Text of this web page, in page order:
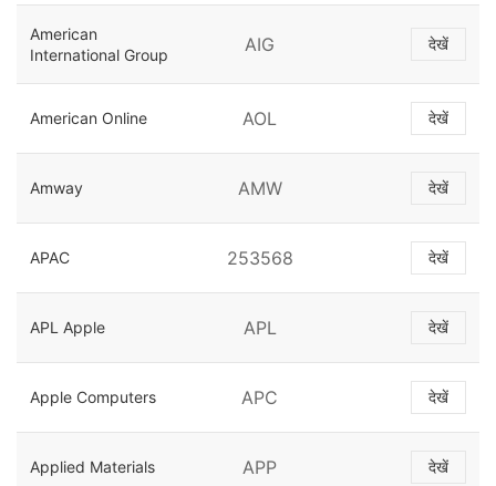
American
International Group
AIG देखें
American Online AOL देखें
Amway AMW देखें
APAC 253568 देखें
APL Apple APL देखें
Apple Computers APC देखें
Applied Materials APP देखें